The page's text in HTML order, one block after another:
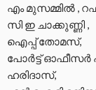
എം മുസമ്മിൽ ,
സി ഇ ചാക്കുണ്ണി ,
ഐപ്പ് തോമസ്,
പോർട്ട്‌ ഓഫീസർ
ഹരിദാസ്,